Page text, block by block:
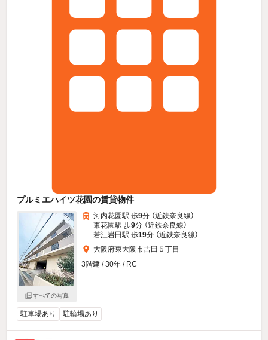
プルミエハイツ花園の賃貸物件
すべての写真
河内花園駅 歩9分 （近鉄奈良線）
東花園駅 歩9分 （近鉄奈良線）
若江岩田駅 歩19分 （近鉄奈良線）
大阪府東大阪市吉田５丁目
3階建 / 30年 / RC
駐車場あり 駐輪場あり